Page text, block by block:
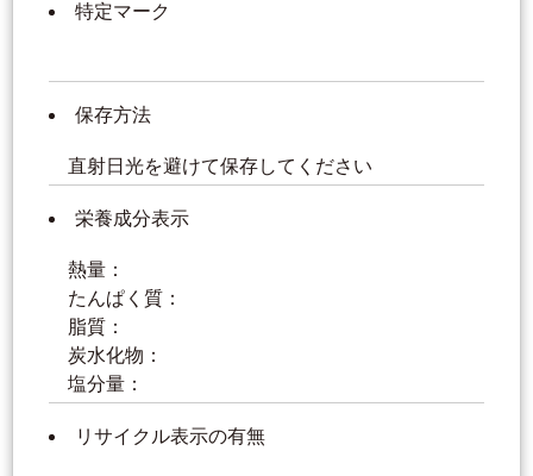
特定マーク
保存方法
直射日光を避けて保存してください
栄養成分表示
熱量：
たんぱく質：
脂質：
炭水化物：
塩分量：
リサイクル表示の有無